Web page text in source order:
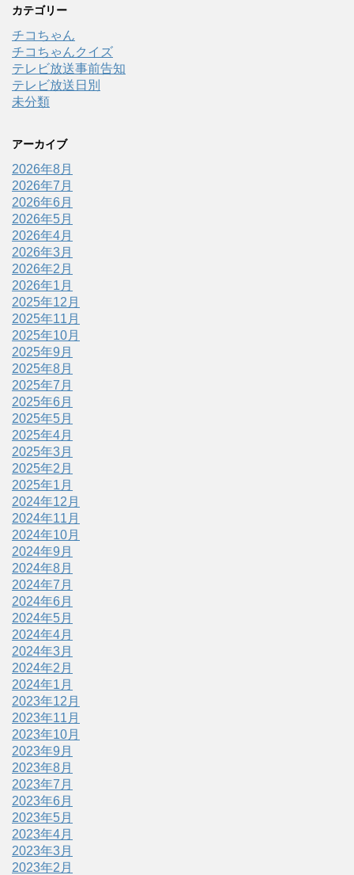
カテゴリー
チコちゃん
チコちゃんクイズ
テレビ放送事前告知
テレビ放送日別
未分類
アーカイブ
2026年8月
2026年7月
2026年6月
2026年5月
2026年4月
2026年3月
2026年2月
2026年1月
2025年12月
2025年11月
2025年10月
2025年9月
2025年8月
2025年7月
2025年6月
2025年5月
2025年4月
2025年3月
2025年2月
2025年1月
2024年12月
2024年11月
2024年10月
2024年9月
2024年8月
2024年7月
2024年6月
2024年5月
2024年4月
2024年3月
2024年2月
2024年1月
2023年12月
2023年11月
2023年10月
2023年9月
2023年8月
2023年7月
2023年6月
2023年5月
2023年4月
2023年3月
2023年2月